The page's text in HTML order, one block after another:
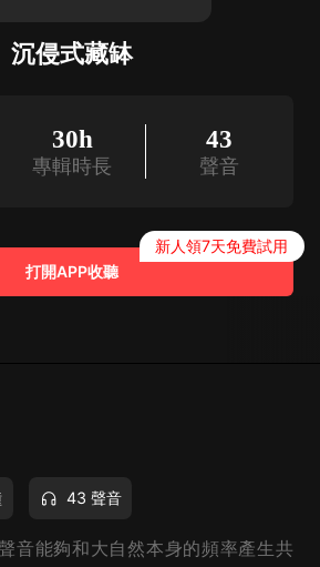
沉侵式藏缽
30h
專輯時長
43
聲音
打開APP收聽
新人領7天免費試用
43 聲音
能夠和大自然本身的頻率產生共